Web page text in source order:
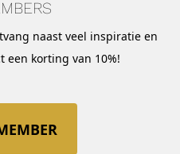
naast veel inspiratie en
een korting van 10%!